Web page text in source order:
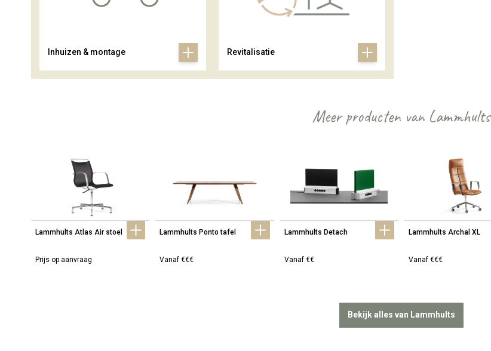
Inhuizen & montage Revitalisatie
Meer producten van Lammhults
Lammhults Atlas Air stoel
Prijs op aanvraag
Lammhults Ponto tafel
Vanaf €€€
Lammhults Detach
Vanaf €€
Lammhults Archal XL
Vanaf €€€
Bekijk alles van Lammhults